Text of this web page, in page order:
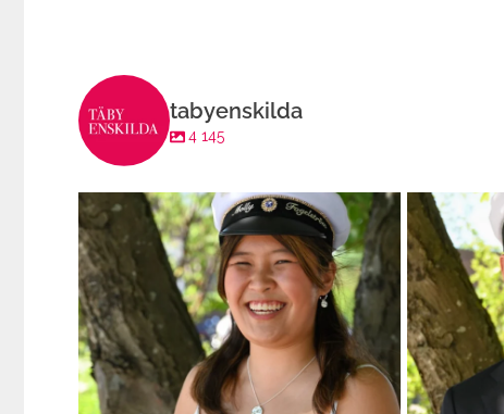
tabyenskilda
4 145
En klippa är någon som andra kan lita på. Någon...
172 15
Med ett